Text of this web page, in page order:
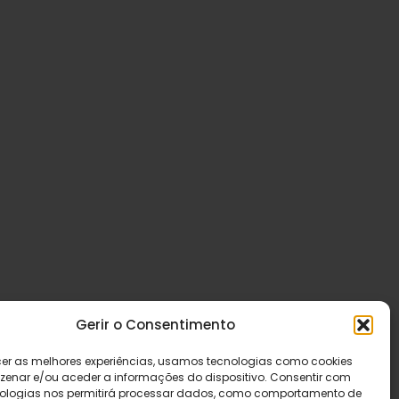
Gerir o Consentimento
as melhores experiências, usamos tecnologias como cookies
e/ou aceder a informações do dispositivo. Consentir com
nos permitirá processar dados, como comportamento de